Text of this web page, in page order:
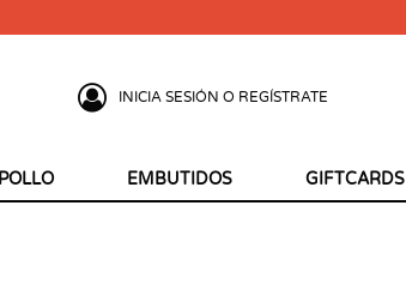
INICIA SESIÓN O REGÍSTRATE
POLLO EMBUTIDOS GIFTCARDS